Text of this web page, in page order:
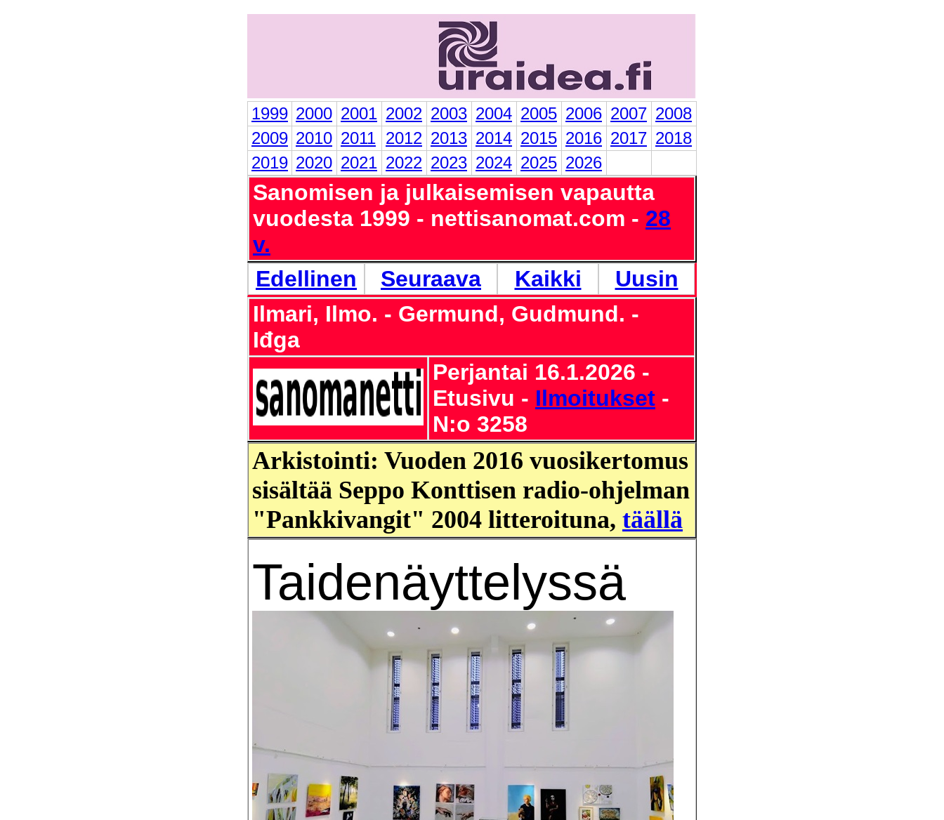
1999 2000 2001 2002 2003 2004 2005 2006 2007 2008
2009 2010 2011 2012 2013 2014 2015 2016 2017 2018
2019 2020 2021 2022 2023 2024 2025 2026
Sanomisen ja julkaisemisen vapautta
vuodesta 1999 - nettisanomat.com - 28
v.
Edellinen
Seuraava Kaikki
Uusin
Ilmari, Ilmo. - Germund, Gudmund. -
Iđga
Perjantai 16.1.2026 -
Etusivu - Ilmoitukset -
N:o 3258
Arkistointi: Vuoden 2016 vuosikertomus
sisältää Seppo Konttisen radio-ohjelman
"Pankkivangit" 2004 litteroituna, täällä
Taidenäyttelyssä